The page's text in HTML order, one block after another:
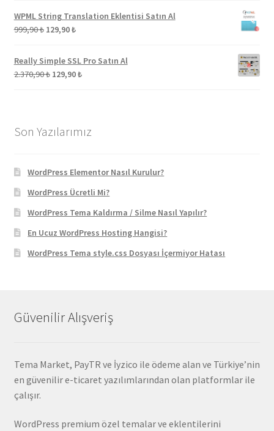
1.212,90 ₺.fiyat:
WPML String Translation Eklentisi Satın Al
999,90₺ Orijinal
999,90 ₺.
129,90₺Şu
fiyat:
129,90 ₺.
Really Simple SSL Pro Satın Al
2.370,90₺ Orijinal
129,90₺Şu
Son Yazılarımız
WordPress Elementor Nasıl Kurulur?
WordPress Ücretli Mi?
WordPress Tema Kaldırma / Silme Nasıl Yapılır?
En Ucuz WordPress Hosting Hangisi?
WordPress Tema style.css Dosyası İçermiyor Hatası
Güvenilir Alışveriş
Tema Market, PayTR ve İyzico ile ödeme alan ve Türkiye’nin
en güvenilir e-ticaret yazılımlarından olan platformlar ile
çalışır.
WordPress premium özel temalar ve eklentilerini